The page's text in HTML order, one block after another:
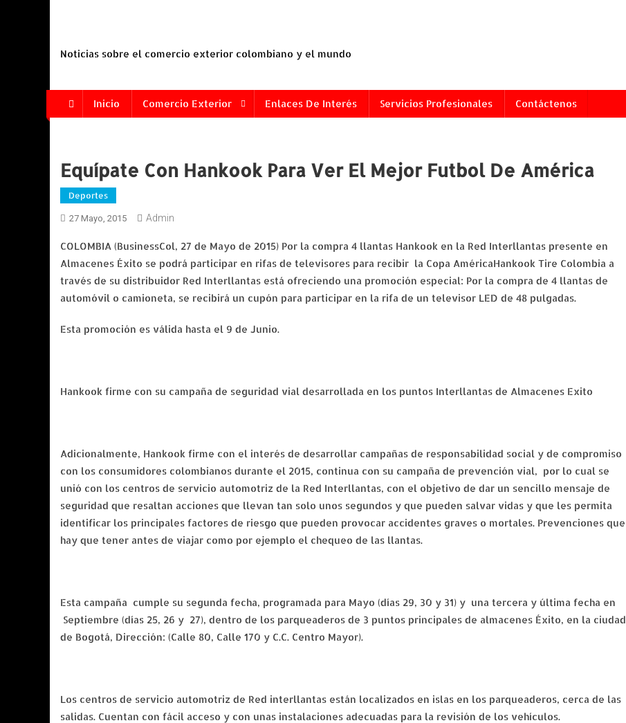
Noticias sobre el comercio exterior colombiano y el mundo
Inicio Comercio Exterior Enlaces De Interés Servicios Profesionales Contáctenos
Equípate Con Hankook Para Ver El Mejor Futbol De América
Deportes
27 Mayo, 2015 Admin
COLOMBIA (BusinessCol, 27 de Mayo de 2015) Por la compra 4 llantas Hankook en la Red Interllantas presente en
Almacenes Éxito se podrá participar en rifas de televisores para recibir la Copa AméricaHankook Tire Colombia a
través de su distribuidor Red Interllantas está ofreciendo una promoción especial: Por la compra de 4 llantas de
automóvil o camioneta, se recibirá un cupón para participar en la rifa de un televisor LED de 48 pulgadas.
Esta promoción es válida hasta el 9 de Junio.
Hankook firme con su campaña de seguridad vial desarrollada en los puntos Interllantas de Almacenes Exito
Adicionalmente, Hankook firme con el interés de desarrollar campañas de responsabilidad social y de compromiso
con los consumidores colombianos durante el 2015, continua con su campaña de prevención vial, por lo cual se
unió con los centros de servicio automotriz de la Red Interllantas, con el objetivo de dar un sencillo mensaje de
seguridad que resaltan acciones que llevan tan solo unos segundos y que pueden salvar vidas y que les permita
identificar los principales factores de riesgo que pueden provocar accidentes graves o mortales. Prevenciones que
hay que tener antes de viajar como por ejemplo el chequeo de las llantas.
Esta campaña cumple su segunda fecha, programada para Mayo (días 29, 30 y 31) y una tercera y última fecha en
Septiembre (días 25, 26 y 27), dentro de los parqueaderos de 3 puntos principales de almacenes Éxito, en la ciudad
de Bogotá, Dirección: (Calle 80, Calle 170 y C.C. Centro Mayor).
Los centros de servicio automotriz de Red interllantas están localizados en islas en los parqueaderos, cerca de las
salidas. Cuentan con fácil acceso y con unas instalaciones adecuadas para la revisión de los vehículos.